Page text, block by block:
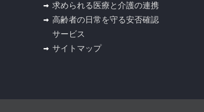
求められる医療と介護の連携
高齢者の日常を守る安否確認
サービス
サイトマップ